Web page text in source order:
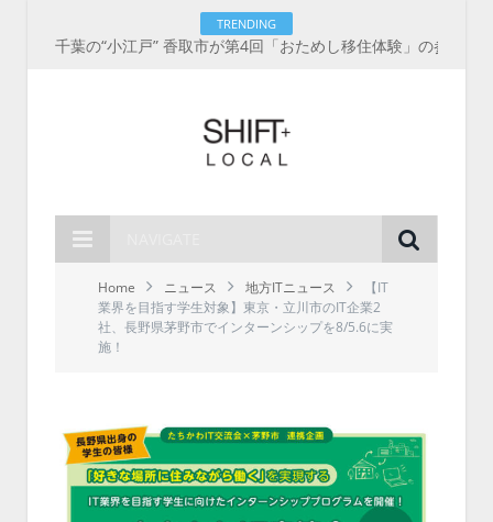
TRENDING
Home ニュース 地方ITニュース
【IT
業界を目指す学生対象】東京・立川市のIT企業2
社、長野県茅野市でインターンシップを8/5.6に実
施！